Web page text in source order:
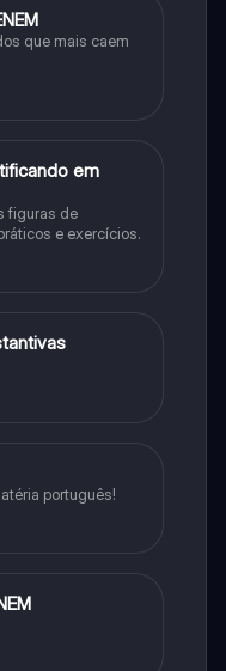
que mais caem
em
figuras de
e exercícios.
português!